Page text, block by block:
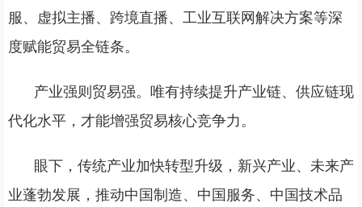
服、虚拟主播、跨境直播、工业互联网解决方案等深
度赋能贸易全链条。
产业强则贸易强。唯有持续提升产业链、供应链现
代化水平，才能增强贸易核心竞争力。
眼下，传统产业加快转型升级，新兴产业、未来产
业蓬勃发展，推动中国制造、中国服务、中国技术品